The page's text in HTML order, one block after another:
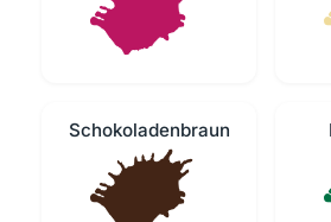
Schokoladenbraun